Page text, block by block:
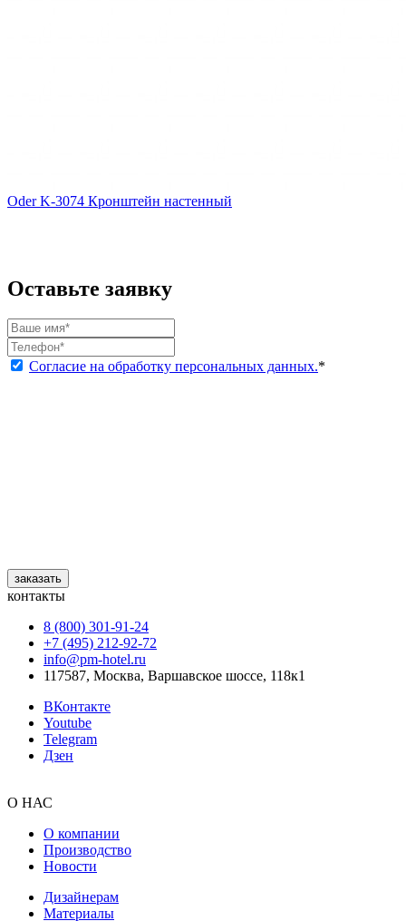
Oder K-3074 Кронштейн настенный
Оставьте заявку
Согласие на обработку персональных данных.*
заказать
контакты
8 (800) 301‑91‑24
+7 (495) 212‑92‑72
info@pm-hotel.ru
117587, Москва, Варшавское шоссе, 118к1
ВКонтакте
Youtube
Telegram
Дзен
О НАС
О компании
Производство
Новости
Дизайнерам
Материалы